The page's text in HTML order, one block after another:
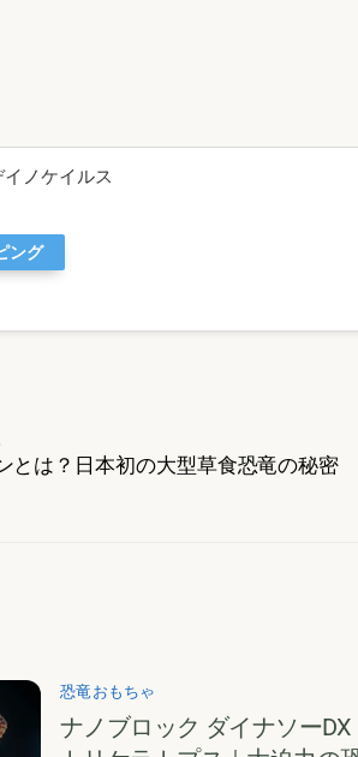
イノケイルス
ング
とは？日本初の大型草食恐竜の秘密
恐竜おもちゃ
ナノブロック ダイナソーDX